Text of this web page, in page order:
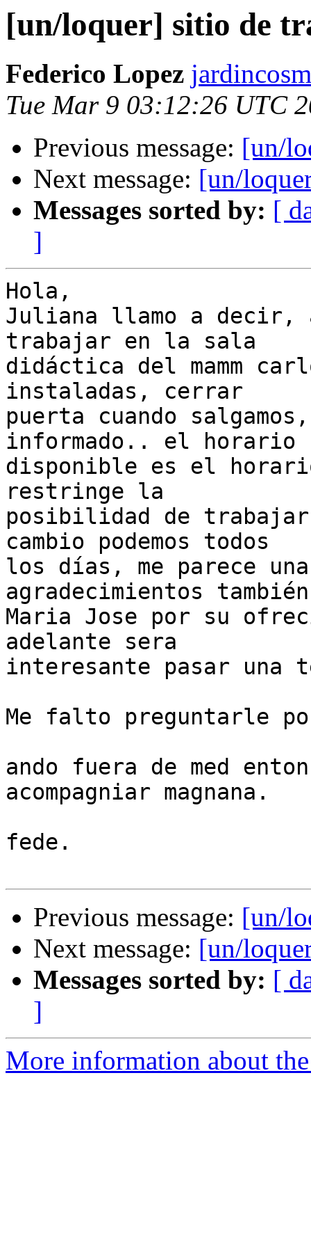
[un/loquer] sitio de
Federico Lopez
Tue Mar 9 03:12:26 UTC
Previous message: [un/
Next message: [un/
Messages sorted by: [
]
Hola,
Juliana llamo a decir,
trabajar en la sala
didáctica del mamm
instaladas, cerrar
puerta cuando
informado.. el horario
disponible es el horario
restringe la
posibilidad de
cambio podemos todos
los días, me parece
agradecimientos
Maria Jose por su
adelante sera
interesante pasar una
Me falto preguntarle
ando fuera de med
acompagniar magnana.
fede.
Previous message: [un/
Next message: [un/
Messages sorted by: [
]
More information about